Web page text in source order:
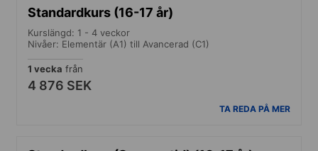
Standardkurs (16-17 år)
Kurslängd: 1 - 4 veckor
Nivåer: Elementär (A1) till Avancerad (C1)
1 vecka från
4 876 SEK
TA REDA PÅ MER